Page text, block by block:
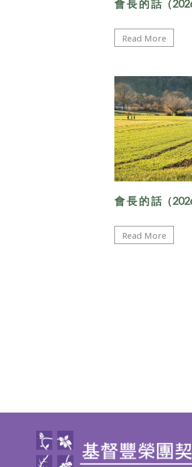
會 ⻑ 的 話（
Read More
會 ⻑ 的 話（
Read More